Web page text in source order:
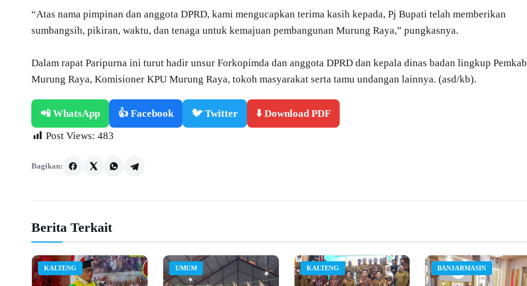
“Atas nama pimpinan dan anggota DPRD, kami mengucapkan terima kasih kepada, Pj Bupati telah memberikan
sumbangsih, pikiran, waktu, dan tenaga untuk kemajuan pembangunan Murung Raya,” pungkasnya.
Dalam rapat Paripurna ini turut hadir unsur Forkopimda dan anggota DPRD dan kepala dinas badan lingkup Pemkab
Murung Raya, Komisioner KPU Murung Raya, tokoh masyarakat serta tamu undangan lainnya. (asd/kb).
📲 WhatsApp 👍 Facebook 🐦 Twitter
⬇️ Download PDF
Post Views: 483
Bagikan:
Berita Terkait
KALTENG UMUM KALTENG BANJARMASIN